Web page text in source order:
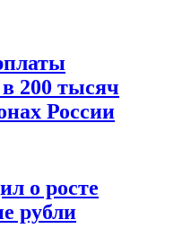
200 тысяч
России
о росте
рубли